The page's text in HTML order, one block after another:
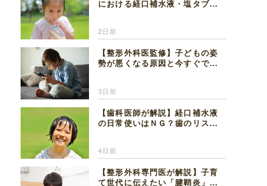
における経口補水液・塩タブレ
2日前
【整形外科医監修】子どもの姿
勢が悪くなる原因と今すぐでき
3日前
【歯科医師が解説】経口補水液
の日常使いはＮＧ？歯のリスク
4日前
【整形外科専門医が解説】子育
て世代に伝えたい「腱鞘炎」の